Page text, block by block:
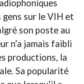
sur le VIH et
son poste au
n’a jamais faibli
productions, la
Sa popularité